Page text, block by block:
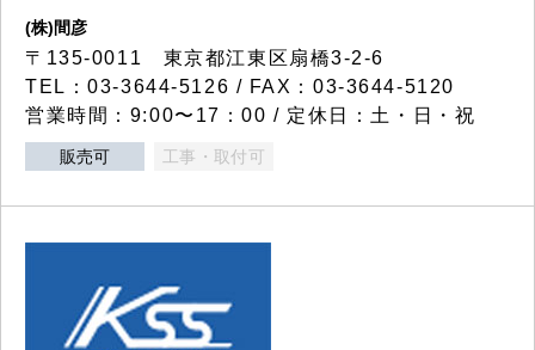
(株)間彦
〒135-0011 東京都江東区扇橋3-2-6
TEL：03-3644-5126 / FAX：03-3644-5120
営業時間：9:00〜17：00 / 定休日：土・日・祝
販売可 工事・取付可